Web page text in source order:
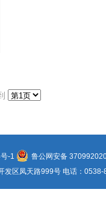
-1 鲁公网安备
发区凤天路999号 电话：